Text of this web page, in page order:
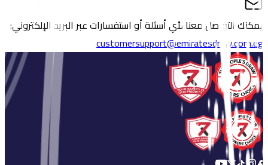
يمكنك التواصل معنا لأي أسئلة أو استفسارات عبر البريد الإلكتروني:
customersupport@emiratesdraw.com.eg